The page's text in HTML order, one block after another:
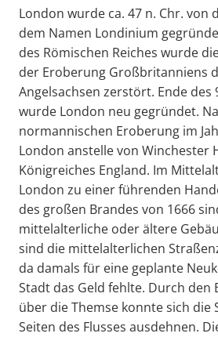
London wurde ca. 47 n. Chr. von
dem Namen Londinium
des Römischen Reiches wurde
der Eroberung Großbritanniens
Angelsachsen zerstört. Ende des
wurde London neu gegründet.
normannischen Eroberung im
London anstelle von Winchester
Königreiches England. Im
London zu einer führenden
des großen Brandes von 1666
mittelalterliche oder ältere
sind die mittelalterlichen
da damals für eine geplante
Stadt das Geld fehlte. Durch den
über die Themse konnte sich die
Seiten des Flusses ausdehnen.